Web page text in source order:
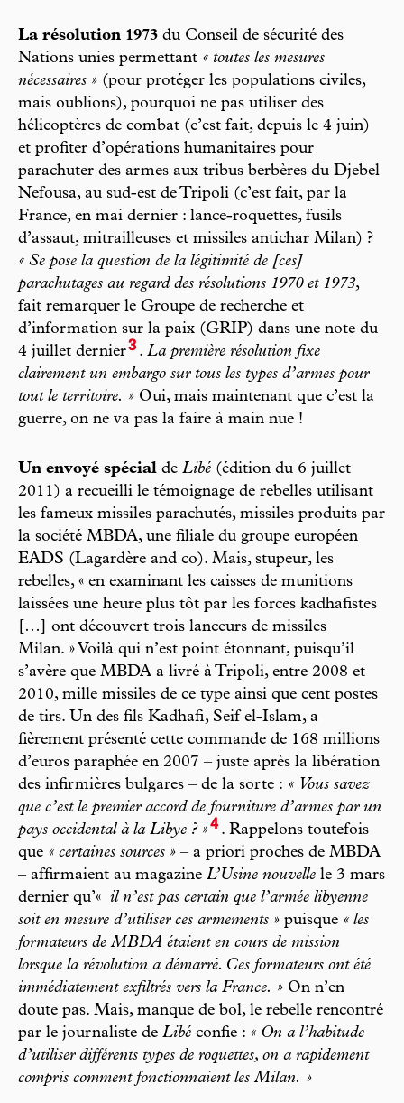
La résolution 1973 du Conseil de sécurité des
Nations unies permettant « toutes les mesures
nécessaires » (pour protéger les populations civiles,
mais oublions), pourquoi ne pas utiliser des
hélicoptères de combat (c’est fait, depuis le 4 juin)
et profiter d’opérations humanitaires pour
parachuter des armes aux tribus berbères du Djebel
Nefousa, au sud-est de Tripoli (c’est fait, par la
France, en mai dernier : lance-roquettes, fusils
d’assaut, mitrailleuses et missiles antichar Milan) ?
« Se pose la question de la légitimité de [ces]
parachutages au regard des résolutions 1970 et 1973,
fait remarquer le Groupe de recherche et
d’information sur la paix (GRIP) dans une note du
4 juillet dernier3 . La première résolution fixe
clairement un embargo sur tous les types d’armes pour
tout le territoire. » Oui, mais maintenant que c’est la
guerre, on ne va pas la faire à main nue !
Un envoyé spécial de Libé (édition du 6 juillet
2011) a recueilli le témoignage de rebelles utilisant
les fameux missiles parachutés, missiles produits par
la société MBDA, une filiale du groupe européen
EADS (Lagardère and co). Mais, stupeur, les
rebelles, « en examinant les caisses de munitions
laissées une heure plus tôt par les forces kadhafistes
[…] ont découvert trois lanceurs de missiles
Milan. » Voilà qui n’est point étonnant, puisqu’il
s’avère que MBDA a livré à Tripoli, entre 2008 et
2010, mille missiles de ce type ainsi que cent postes
de tirs. Un des fils Kadhafi, Seif el-Islam, a
fièrement présenté cette commande de 168 millions
d’euros paraphée en 2007 – juste après la libération
des infirmières bulgares – de la sorte : « Vous savez
que c’est le premier accord de fourniture d’armes par un
pays occidental à la Libye ? »4. Rappelons toutefois
que « certaines sources » – a priori proches de MBDA
– affirmaient au magazine L’Usine nouvelle le 3 mars
dernier qu’« il n’est pas certain que l’armée libyenne
soit en mesure d’utiliser ces armements » puisque « les
formateurs de MBDA étaient en cours de mission
lorsque la révolution a démarré. Ces formateurs ont été
immédiatement exfiltrés vers la France. » On n’en
doute pas. Mais, manque de bol, le rebelle rencontré
par le journaliste de Libé confie : « On a l’habitude
d’utiliser différents types de roquettes, on a rapidement
compris comment fonctionnaient les Milan. »